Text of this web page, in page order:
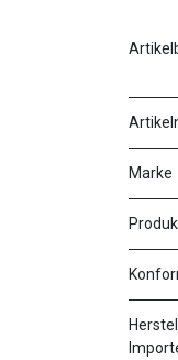
Marke